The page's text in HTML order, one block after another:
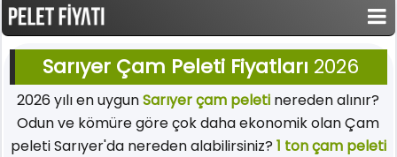
Sarıyer Çam Peleti Fiyatları 2026
2026 yılı en uygunSarıyer çam peleti nereden alınır?
Odun ve kömüre göre çok daha ekonomik olan Çam
peleti Sarıyer'da nereden alabilirsiniz? 1 ton çam peleti